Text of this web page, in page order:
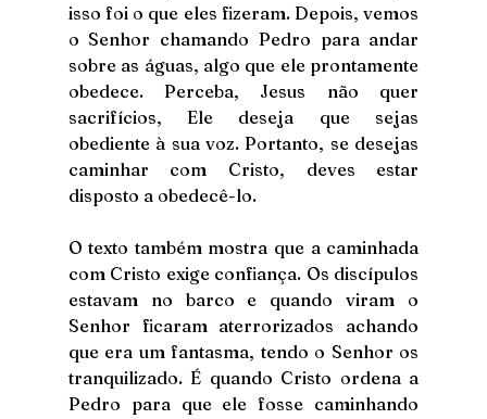
isso foi o que eles fizeram. Depois, vemos
o Senhor chamando Pedro para andar
sobre as águas, algo que ele prontamente
obedece. Perceba, Jesus não quer
sacrifícios, Ele deseja que sejas
obediente à sua voz. Portanto, se desejas
caminhar com Cristo, deves estar
disposto a obedecê-lo.
O texto também mostra que a caminhada
com Cristo exige confiança. Os discípulos
estavam no barco e quando viram o
Senhor ficaram aterrorizados achando
que era um fantasma, tendo o Senhor os
tranquilizado. É quando Cristo ordena a
Pedro para que ele fosse caminhando